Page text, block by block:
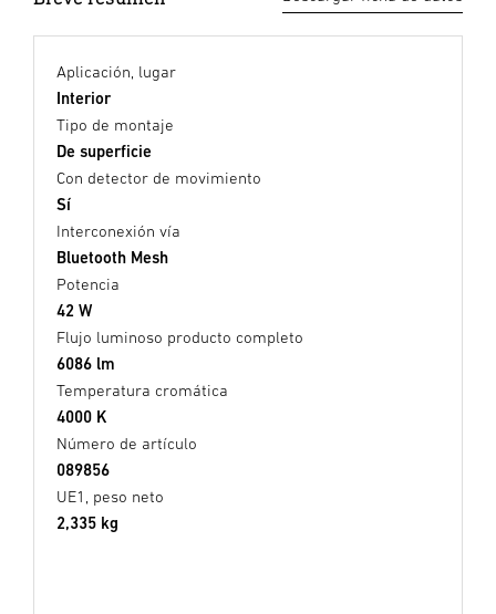
Aplicación, lugar
Interior
Tipo de montaje
De superficie
Con detector de movimiento
Sí
Interconexión vía
Bluetooth Mesh
Potencia
42 W
Flujo luminoso producto completo
6086 lm
Temperatura cromática
4000 K
Número de artículo
089856
UE1, peso neto
2,335 kg